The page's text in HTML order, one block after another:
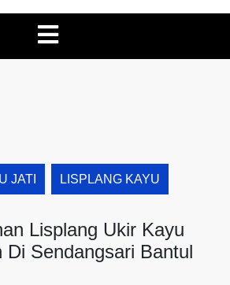
JATI LISPLANG KAYU
Lisplang Ukir Kayu
Di Sendangsari Bantul